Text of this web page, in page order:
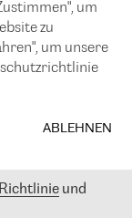
um
zu
um unsere
ABLEHNEN
und
und Events
Sie einfach auf den
NETWORKS LTD